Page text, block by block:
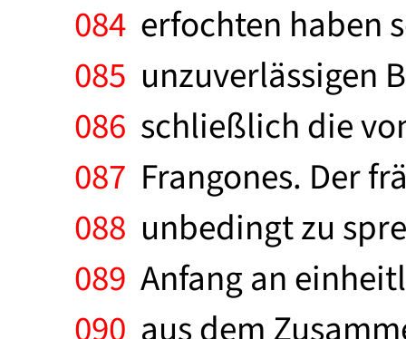
084 erfochten haben
085 unzuverlässigen
086 schließlich die
087 Frangones. Der
088 unbedingt zu
089 Anfang an